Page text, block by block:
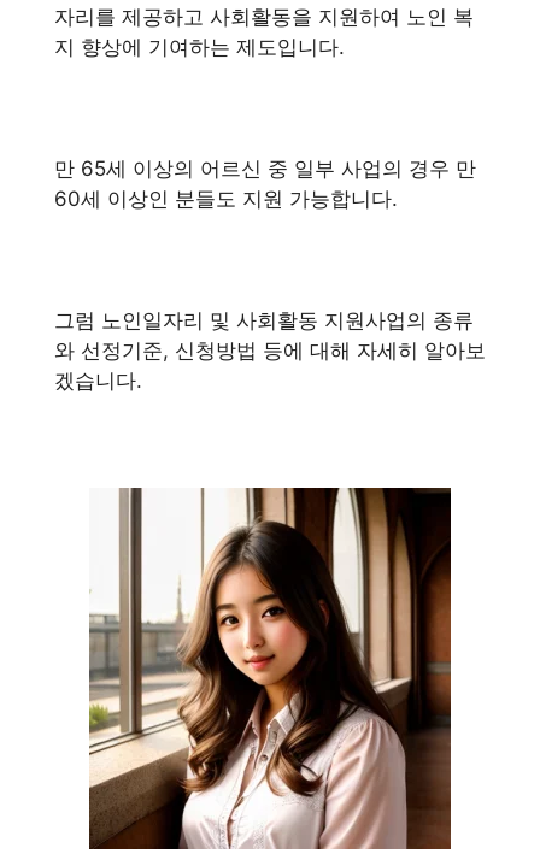
자리를 제공하고 사회활동을 지원하여 노인 복
지 향상에 기여하는 제도입니다.
만 65세 이상의 어르신 중 일부 사업의 경우 만
60세 이상인 분들도 지원 가능합니다.
그럼 노인일자리 및 사회활동 지원사업의 종류
와 선정기준, 신청방법 등에 대해 자세히 알아보
겠습니다.